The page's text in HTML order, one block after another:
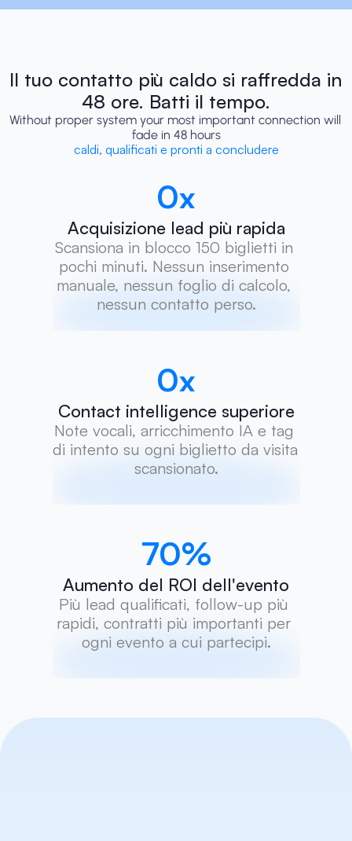
Il tuo contatto più caldo si raffredda in
48 ore. Batti il tempo.
Without proper system your most important connection will
fade in 48 hours
caldi, qualificati e pronti a concludere
0x
Acquisizione lead più rapida
Scansiona in blocco 150 biglietti in
pochi minuti. Nessun inserimento
manuale, nessun foglio di calcolo,
nessun contatto perso.
0x
Contact intelligence superiore
Note vocali, arricchimento IA e tag
di intento su ogni biglietto da visita
scansionato.
70%
Aumento del ROI dell'evento
Più lead qualificati, follow-up più
rapidi, contratti più importanti per
ogni evento a cui partecipi.